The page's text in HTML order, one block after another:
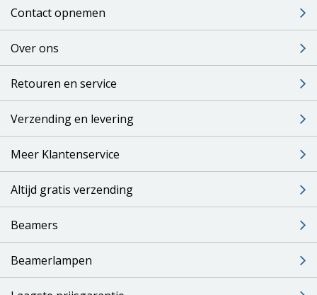
Contact opnemen
Over ons
Retouren en service
Verzending en levering
Meer Klantenservice
Altijd gratis verzending
Beamers
Beamerlampen